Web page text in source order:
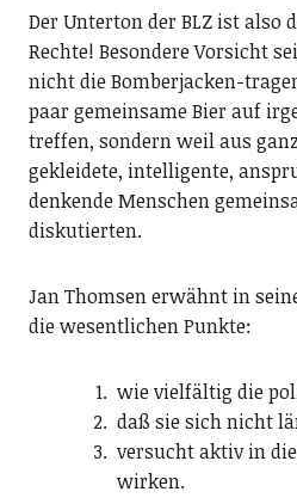
Der Unterton der BLZ ist also
Rechte! Besondere Vorsicht
nicht die Bomberjacken-
paar gemeinsame Bier auf
treffen, sondern weil aus
gekleidete, intelligente,
denkende Menschen
diskutierten.
Jan Thomsen erwähnt in
die wesentlichen Punkte:
wie vielfältig die
daß sie sich nicht
versucht aktiv in
wirken.